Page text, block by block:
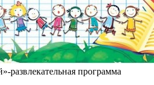
развлекательная программа